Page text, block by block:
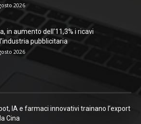
2026
in aumento dell’11,3% i ricavi
pubblicitaria
2026
IA e farmaci innovativi trainano l’export
Cina